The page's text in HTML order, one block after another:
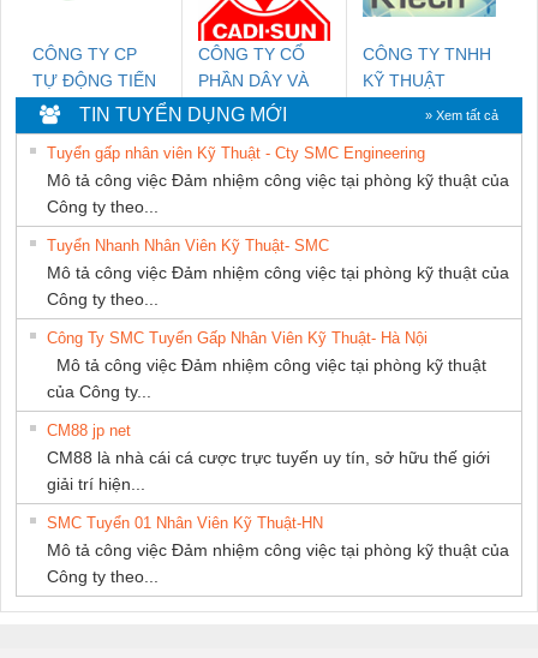
PHÁT
CÔNG TY CP
TỰ ĐỘNG TIẾN
HƯNG
CÔNG TY CỔ
PHẦN DÂY VÀ
CÁP ĐIỆN
THƯỢNG ĐÌNH
CÔNG TY TNHH
KỸ THUẬT
KTECH VIỆT
NAM
TIN TUYỂN DỤNG MỚI » Xem tất cả
Tuyển gấp nhân viên Kỹ Thuật - Cty SMC Engineering
Mô tả công việc Đảm nhiệm công việc tại phòng kỹ thuật của
Công ty theo...
Tuyển Nhanh Nhân Viên Kỹ Thuật- SMC
Mô tả công việc Đảm nhiệm công việc tại phòng kỹ thuật của
Công ty theo...
Công Ty SMC Tuyển Gấp Nhân Viên Kỹ Thuật- Hà Nội
Mô tả công việc Đảm nhiệm công việc tại phòng kỹ thuật
của Công ty...
CM88 jp net
CM88 là nhà cái cá cược trực tuyến uy tín, sở hữu thế giới
giải trí hiện...
SMC Tuyển 01 Nhân Viên Kỹ Thuật-HN
Mô tả công việc Đảm nhiệm công việc tại phòng kỹ thuật của
Công ty theo...